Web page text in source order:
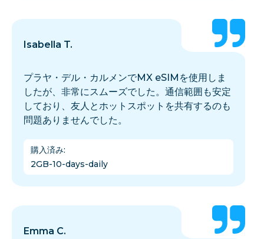
Isabella T.
プラヤ・デル・カルメンでMX eSIMを使用しま
したが、非常にスムーズでした。通信範囲も安定
しており、友人とホットスポットを共有するのも
問題ありませんでした。
購入済み:
2GB-10-days-daily
Emma C.